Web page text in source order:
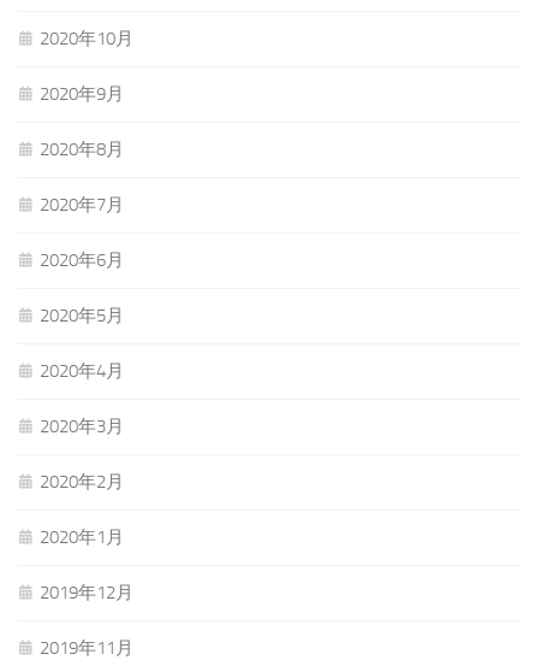
2020年10月
2020年9月
2020年8月
2020年7月
2020年6月
2020年5月
2020年4月
2020年3月
2020年2月
2020年1月
2019年12月
2019年11月